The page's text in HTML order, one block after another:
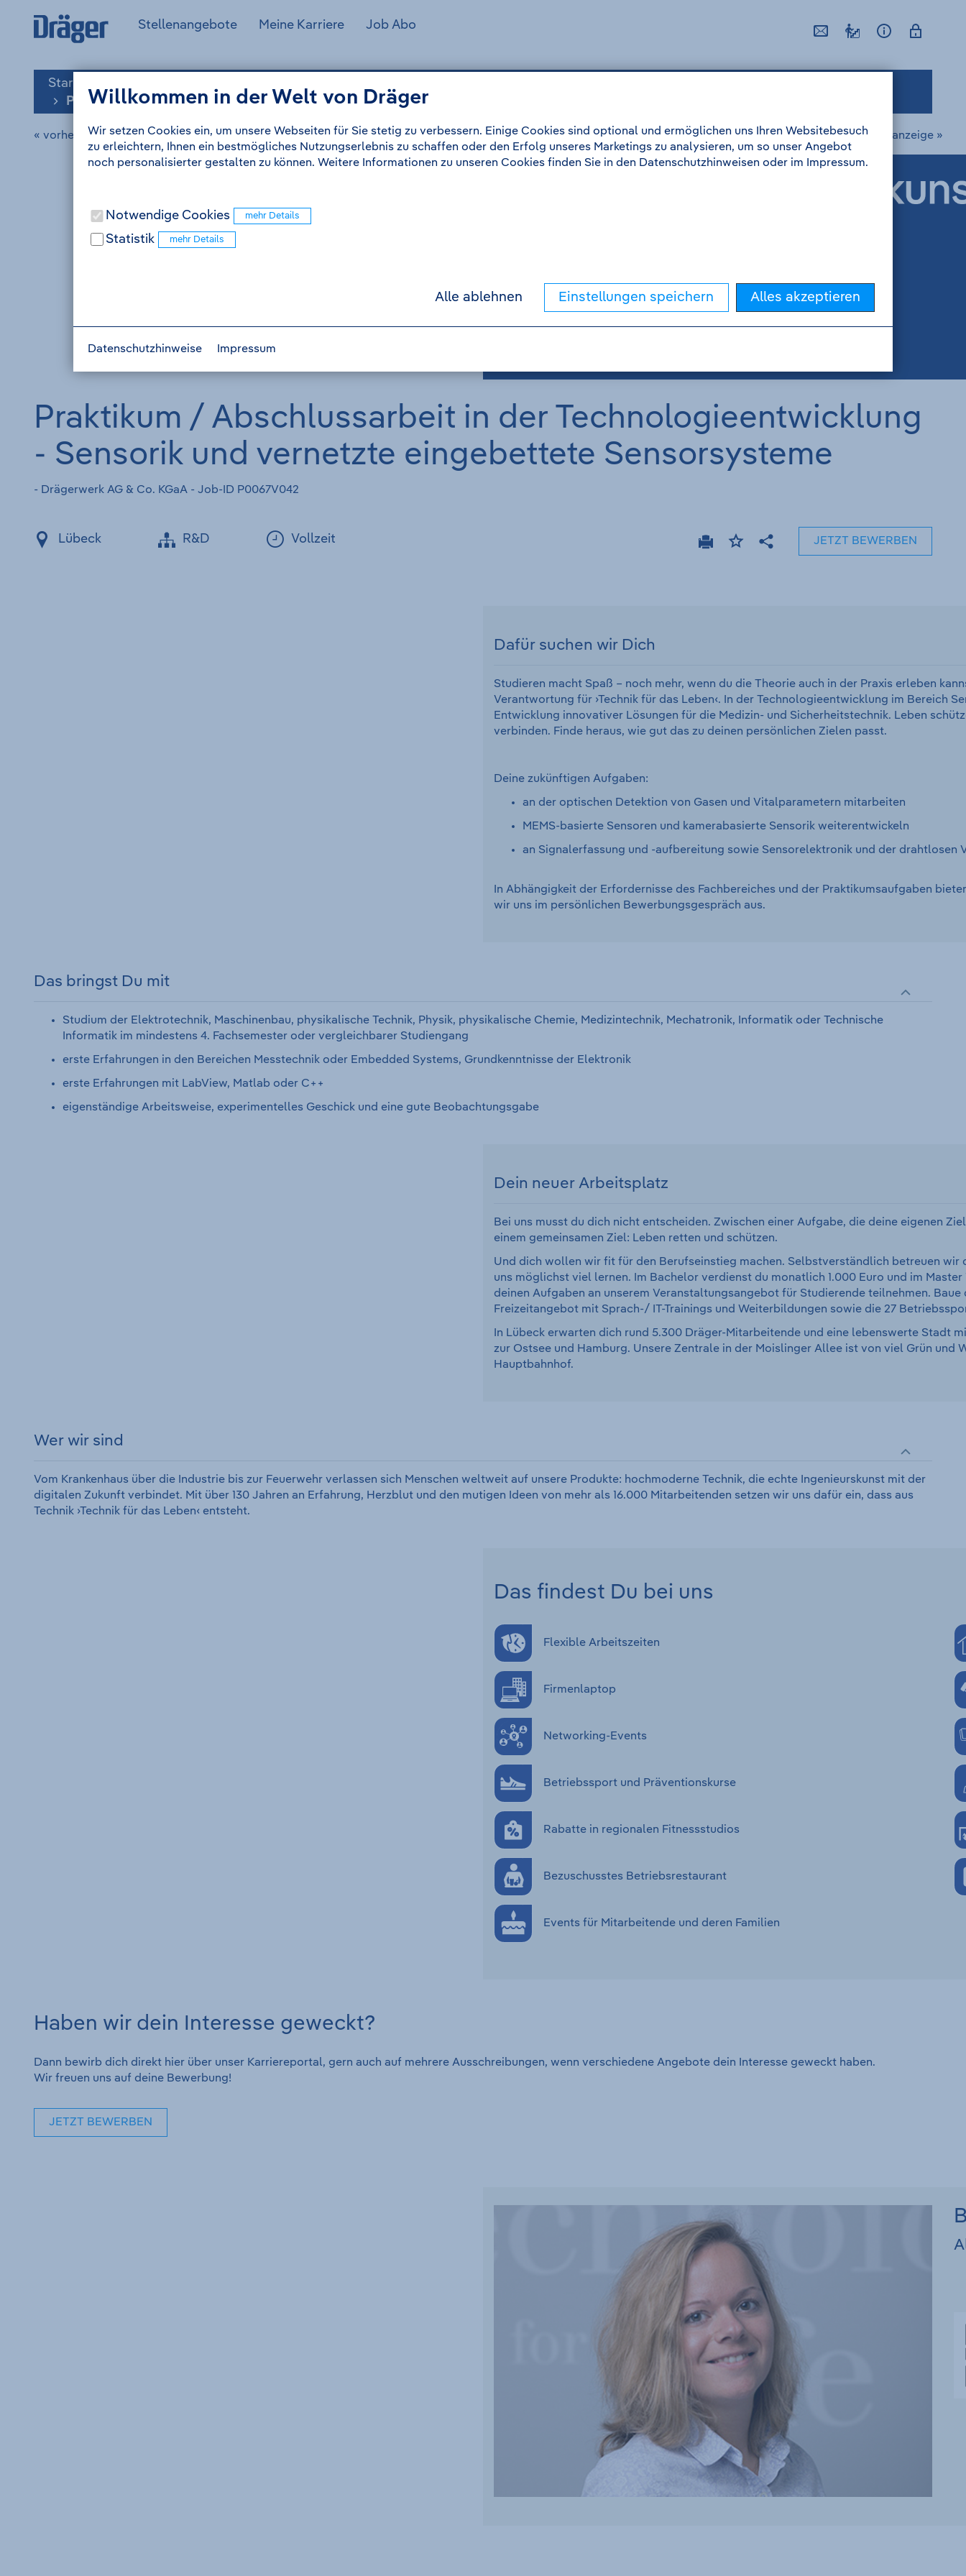
Inhalt
Anmelden
Navigation
Drägerwerk
AG
Co.
KGaA
Zur
Startseite
Stellenangebote(aktuell)Meine Karriere Job Abo
Startseite
Praktikum / Abschlussarbeit in der Technologieentwicklung - Sensorik und vernetzte eingebettete Sensorsysteme
Willkommen in der Welt von Dräger
Wir setzen Cookies ein, um unsere Webseiten für Sie stetig zu verbessern. Einige Cookies sind optional und ermöglichen uns Ihren Websitebesuch
zu erleichtern, Ihnen ein bestmögliches Nutzungserlebnis zu schaffen oder den Erfolg unseres Marketings zu analysieren, um so unser Angebot
noch personalisierter gestalten zu können. Weitere Informationen zu unseren Cookies finden Sie in den Datenschutzhinweisen oder im Impressum.
Notwendige Cookies
Statistik
Alles akzeptieren
Alle ablehnen Einstellungen speichern
Datenschutzhinweise Impressum
« vorherige Stellenanzeige nächste Stellenanzeige »
Praktikum / Abschlussarbeit in der Technologieentwicklung
- Sensorik und vernetzte eingebettete Sensorsysteme
- Drägerwerk AG & Co. KGaA - Job-ID P0067V042
Lübeck R&D Vollzeit
DruckenStellenanzeige
Teilen
JETZT BEWERBEN
Dafür suchen wir Dich
Studieren macht Spaß – noch mehr, wenn du die Theorie auch in der Praxis erleben
Verantwortung für ›Technik für das Leben‹. In der Technologieentwicklung im Bereich
Entwicklung innovativer Lösungen für die Medizin- und Sicherheitstechnik. Leben
verbinden. Finde heraus, wie gut das zu deinen persönlichen Zielen passt.
Deine zukünftigen Aufgaben:
an der optischen Detektion von Gasen und Vitalparametern mitarbeiten
MEMS-basierte Sensoren und kamerabasierte Sensorik weiterentwickeln
an Signalerfassung und -aufbereitung sowie Sensorelektronik und der
In Abhängigkeit der Erfordernisse des Fachbereiches und der Praktikumsaufgaben
wir uns im persönlichen Bewerbungsgespräch aus.
Das bringst Du mit
Studium der Elektrotechnik, Maschinenbau, physikalische Technik, Physik, physikalische Chemie, Medizintechnik, Mechatronik, Informatik oder Technische
Informatik im mindestens 4. Fachsemester oder vergleichbarer Studiengang
erste Erfahrungen in den Bereichen Messtechnik oder Embedded Systems, Grundkenntnisse der Elektronik
erste Erfahrungen mit LabView, Matlab oder C++
eigenständige Arbeitsweise, experimentelles Geschick und eine gute Beobachtungsgabe
Dein neuer Arbeitsplatz
Bei uns musst du dich nicht entscheiden. Zwischen einer Aufgabe, die deine eigenen
einem gemeinsamen Ziel: Leben retten und schützen.
Und dich wollen wir fit für den Berufseinstieg machen. Selbstverständlich betreuen
uns möglichst viel lernen. Im Bachelor verdienst du monatlich 1.000 Euro und im
deinen Aufgaben an unserem Veranstaltungsangebot für Studierende teilnehmen.
Freizeitangebot mit Sprach-/ IT-Trainings und Weiterbildungen sowie die 27
In Lübeck erwarten dich rund 5.300 Dräger-Mitarbeitende und eine lebenswerte Stadt
zur Ostsee und Hamburg. Unsere Zentrale in der Moislinger Allee ist von viel Grün
Hauptbahnhof.
Wer wir sind
Vom Krankenhaus über die Industrie bis zur Feuerwehr verlassen sich Menschen weltweit auf unsere Produkte: hochmoderne Technik, die echte Ingenieurskunst mit der
digitalen Zukunft verbindet. Mit über 130 Jahren an Erfahrung, Herzblut und den mutigen Ideen von mehr als 16.000 Mitarbeitenden setzen wir uns dafür ein, dass aus
Technik ›Technik für das Leben‹ entsteht.
Das findest Du bei uns
Flexible Arbeitszeiten
Firmenlaptop
Networking-Events
Betriebssport und Präventionskurse
Rabatte in regionalen Fitnessstudios
Bezuschusstes Betriebsrestaurant
Events für Mitarbeitende und deren Familien
Haben wir dein Interesse geweckt?
Dann bewirb dich direkt hier über unser Karriereportal, gern auch auf mehrere Ausschreibungen, wenn verschiedene Angebote dein Interesse geweckt haben.
Wir freuen uns auf deine Bewerbung!
JETZT BEWERBEN